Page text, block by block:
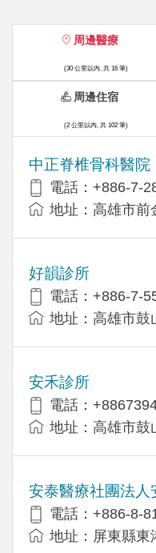
周邊醫療
(30 公里以內, 共 16 筆)
中正脊椎骨科醫院
電話：+886-7-
地址：高雄市前
好韻診所
電話：+886-7-
地址：高雄市鼓
安禾診所
電話：
地址：高雄市鼓
安泰醫療社團法人
電話：+886-8-
地址：屏東縣東
周邊住宿
(2 公里以內, 共 102 筆)